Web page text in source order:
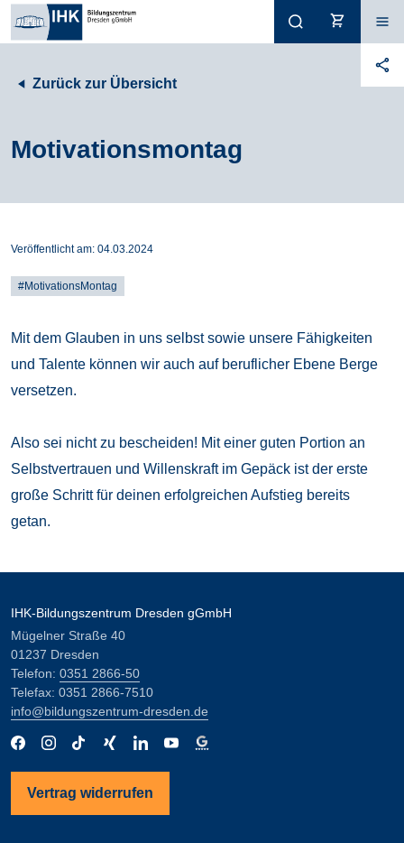
Zurück zur Übersicht
Motivationsmontag
Veröffentlicht am: 04.03.2024
#MotivationsMontag
Mit dem Glauben in uns selbst sowie unsere Fähigkeiten
und Talente können wir auch auf beruflicher Ebene Berge
versetzen.
Also sei nicht zu bescheiden! Mit einer guten Portion an
Selbstvertrauen und Willenskraft im Gepäck ist der erste
große Schritt für deinen erfolgreichen Aufstieg bereits
getan.
IHK-Bildungszentrum Dresden gGmbH
Mügelner Straße 40
01237 Dresden
Telefon: 0351 2866-50
Telefax: 0351 2866-7510
info@bildungszentrum-dresden.de
Vertrag widerrufen